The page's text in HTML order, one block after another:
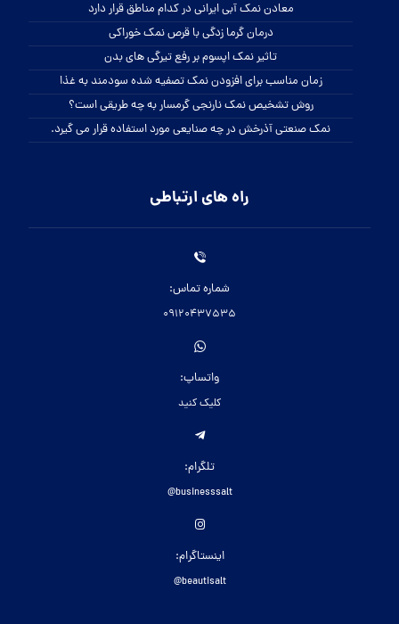
معادن نمک آبی ایرانی در کدام مناطق قرار دارد
درمان گرما زدگی با قرص نمک خوراکی
تاثیر نمک اپسوم بر رفع تیرگی های بدن
زمان مناسب برای افزودن نمک تصفیه شده سودمند به غذا
روش تشخیص نمک نارنجی گرمسار به چه طریقی است؟
نمک صنعتی آذرخش در چه صنایعی مورد استفاده قرار می گیرد.
راه های ارتباطی
شماره تماس:
09120437535
واتساپ:
کلیک کنید
تلگرام:
businesssalt@
اینستاگرام:
beautisalt@